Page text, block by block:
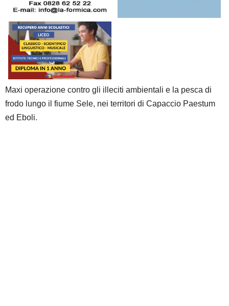
Maxi operazione contro gli illeciti ambientali e la pesca di
frodo lungo il fiume Sele, nei territori di Capaccio Paestum
ed Eboli.